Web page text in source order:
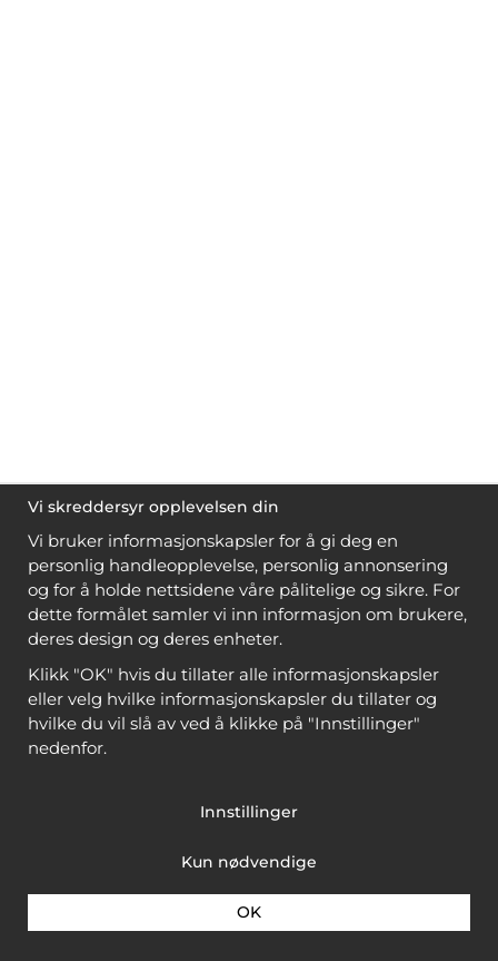
Vi skreddersyr opplevelsen din
Vi bruker informasjonskapsler for å gi deg en
personlig handleopplevelse, personlig annonsering
og for å holde nettsidene våre pålitelige og sikre. For
dette formålet samler vi inn informasjon om brukere,
deres design og deres enheter.
Klikk "OK" hvis du tillater alle informasjonskapsler
eller velg hvilke informasjonskapsler du tillater og
hvilke du vil slå av ved å klikke på "Innstillinger"
nedenfor.
Innstillinger
Kun nødvendige
OK